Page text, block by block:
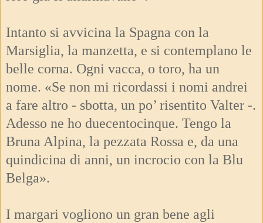
Intanto si avvicina la Spagna con la
Marsiglia, la manzetta, e si contemplano le
belle corna. Ogni vacca, o toro, ha un
nome. «Se non mi ricordassi i nomi andrei
a fare altro - sbotta, un po’ risentito Valter -.
Adesso ne ho duecentocinque. Tengo la
Bruna Alpina, la pezzata Rossa e, da una
quindicina di anni, un incrocio con la Blu
Belga».
I margari vogliono un gran bene agli